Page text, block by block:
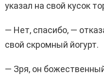
указал на свой кусок
— Нет, спасибо, —
свой скромный йогурт.
— Зря, он